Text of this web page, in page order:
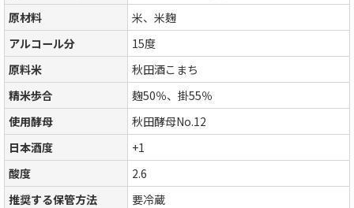
原材料
米、米麹
アルコール分
15度
原料米
秋田酒こまち
精米歩合
麹50％、掛55％
使用酵母
秋田酵母No.12
日本酒度
+1
酸度
2.6
推奨する保管方法
要冷蔵